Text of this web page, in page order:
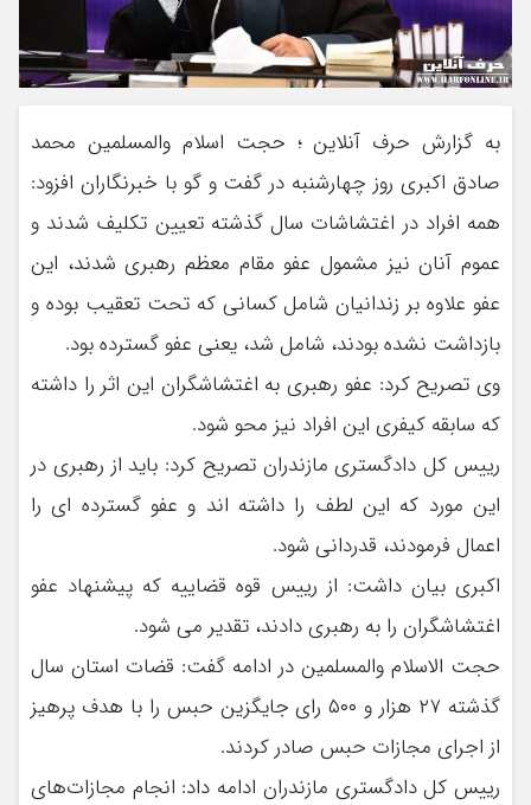
به گزارش حرف آنلاین ؛ حجت اسلام والمسلمین محمد
صادق اکبری روز چهارشنبه در گفت و گو با خبرنگاران افزود:
همه افراد در اغتشاشات سال گذشته تعیین تکلیف شدند و
عموم آنان نیز مشمول عفو مقام معظم رهبری شدند، این
عفو علاوه بر زندانیان شامل کسانی که تحت تعقیب بوده و
بازداشت نشده بودند، شامل شد، یعنی عفو گسترده بود.
وی تصریح کرد: عفو رهبری به اغتشاشگران این اثر را داشته
که سابقه کیفری این افراد نیز محو شود.
رییس کل دادگستری مازندران تصریح کرد: باید از رهبری در
این مورد که این لطف را داشته اند و عفو گسترده ای را
اعمال فرمودند، قدردانی شود.
اکبری بیان داشت: از رییس قوه قضاییه که پیشنهاد عفو
اغتشاشگران را به رهبری دادند، تقدیر می شود.
حجت الاسلام والمسلمین در ادامه گفت: قضات استان سال
گذشته ۲۷ هزار و ۵۰۰ رای جایگزین حبس را با هدف پرهیز
از اجرای مجازات حبس صادر کردند.
رییس کل دادگستری مازندران ادامه داد: انجام مجازات‌های